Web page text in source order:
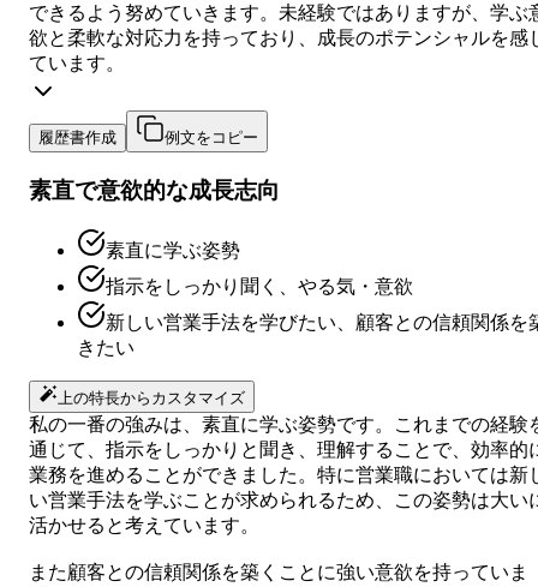
できるよう努めていきます。未経験ではありますが、学ぶ
欲と柔軟な対応力を持っており、成長のポテンシャルを感
ています。
履歴書作成 例文をコピー
素直で意欲的な成長志向
素直に学ぶ姿勢
指示をしっかり聞く、やる気・意欲
新しい営業手法を学びたい、顧客との信頼関係を
きたい
上の特長からカスタマイズ
私の一番の強みは、素直に学ぶ姿勢です。これまでの経験
通じて、指示をしっかりと聞き、理解することで、効率的
業務を進めることができました。特に営業職においては新
い営業手法を学ぶことが求められるため、この姿勢は大い
活かせると考えています。
また顧客との信頼関係を築くことに強い意欲を持っていま